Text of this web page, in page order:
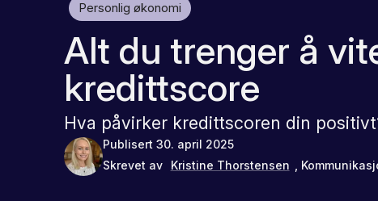
Personlig økonomi
Alt du trenger å
kredittscore
Hva påvirker kredittscoren din
Publisert 30. april 2025
Skrevet av
Kristine Thorstensen ,